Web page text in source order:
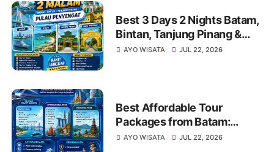
Best 3 Days 2 Nights Batam,
Bintan, Tanjung Pinang &
Penyengat Island Tour
AYO WISATA JUL 22, 2026
Best Affordable Tour
Packages from Batam:
Explore Kepri, Indonesia &
AYO WISATA JUL 22, 2026